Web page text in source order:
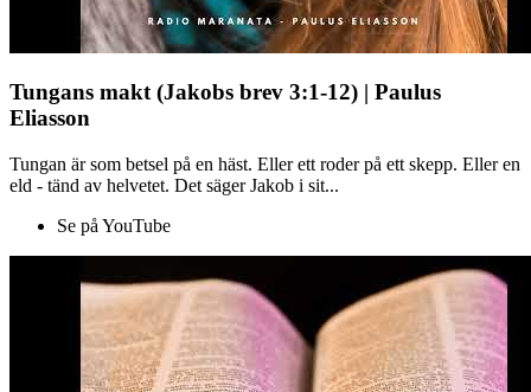
Tungans makt (Jakobs brev 3:1-12) | Paulus
Eliasson
Tungan är som betsel på en häst. Eller ett roder på ett skepp. Eller en
eld - tänd av helvetet. Det säger Jakob i sit...
Se på YouTube